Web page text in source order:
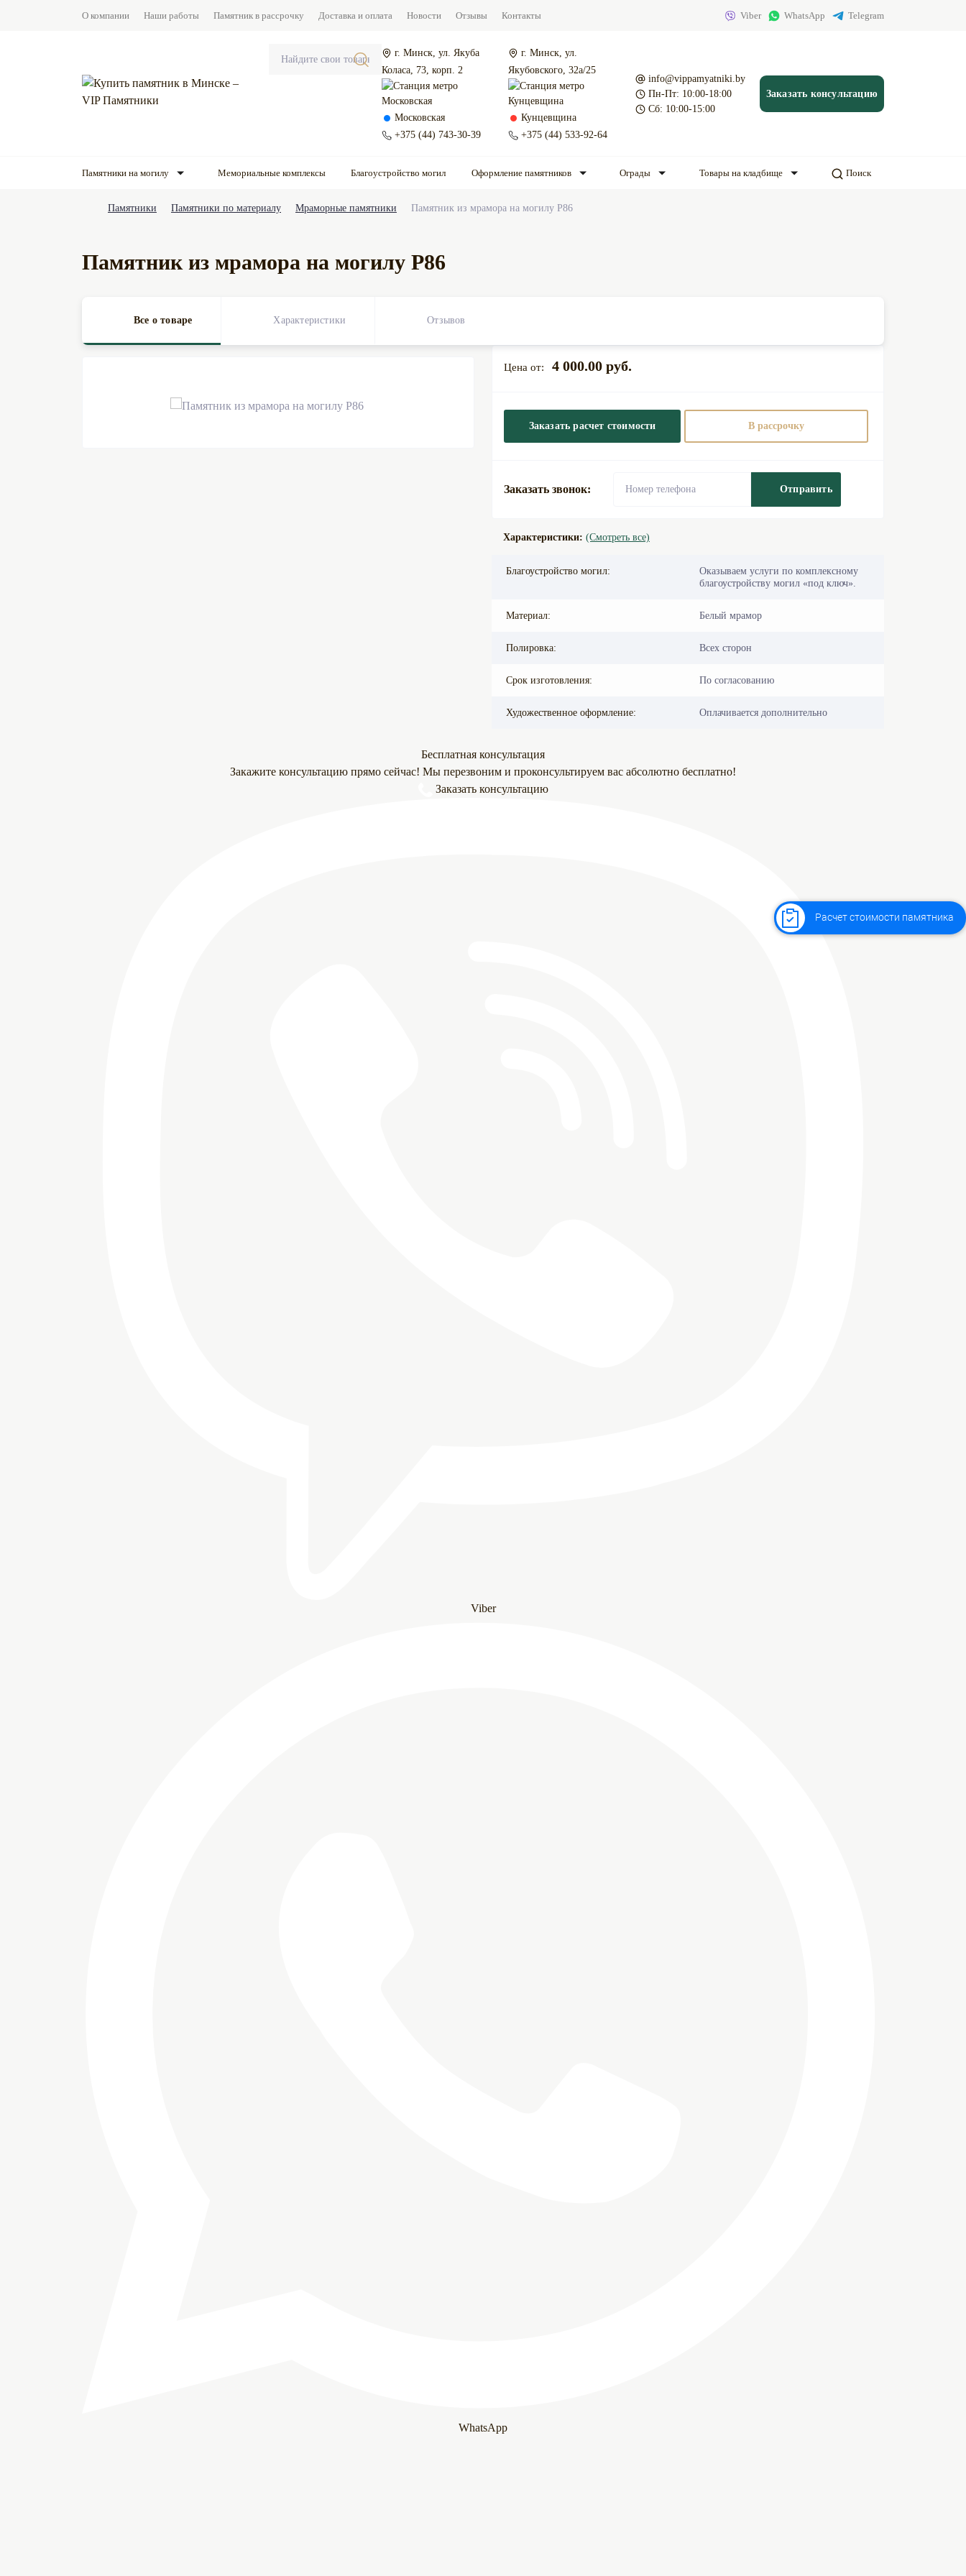
О компании Наши работы Памятник в рассрочку Доставка и оплата Новости Отзывы Контакты Viber WhatsApp Telegram
г. Минск, ул. Якуба
Коласа, 73, корп. 2
Московская
+375 (44) 743-30-39
г. Минск, ул.
Якубовского, 32а/25
Кунцевщина
+375 (44) 533-92-64
info@vippamyatniki.by
Пн-Пт: 10:00-18:00
Сб: 10:00-15:00
Заказать консультацию
Памятники на могилу Мемориальные комплексы Благоустройство могил Оформление памятников Ограды Товары на кладбище Поиск
Памятники Памятники по материалу Мраморные памятники Памятник из мрамора на могилу Р86
Памятник из мрамора на могилу Р86
Все о товаре Характеристики Отзывов
4 000.00 руб.
Заказать расчет стоимости В рассрочку
Заказать звонок: Отправить
Характеристики: (Смотреть все)
Благоустройство могил:
Оказываем услуги по комплексному
благоустройству могил «под ключ».
Материал: Белый мрамор
Полировка: Всех сторон
Срок изготовления: По согласованию
Художественное оформление: Оплачивается дополнительно
Бесплатная консультация
Закажите консультацию прямо сейчас! Мы перезвоним и проконсультируем вас абсолютно бесплатно!
Заказать консультацию
Viber
WhatsApp
Расчет стоимости памятника